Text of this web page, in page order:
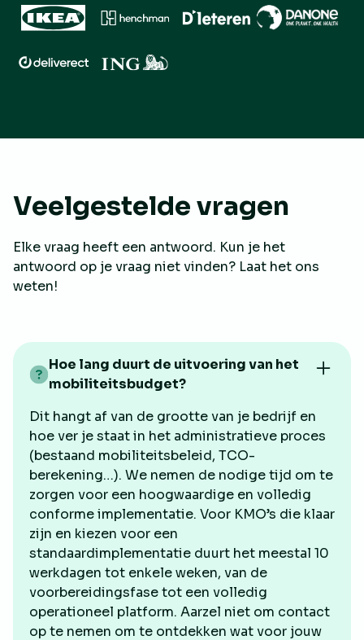
Veelgestelde vragen
Elke vraag heeft een antwoord. Kun je het
antwoord op je vraag niet vinden? Laat het ons
weten!
Hoe lang duurt de uitvoering van het
mobiliteitsbudget?
Dit hangt af van de grootte van je bedrijf en
hoe ver je staat in het administratieve proces
(bestaand mobiliteitsbeleid, TCO-
berekening…). We nemen de nodige tijd om te
zorgen voor een hoogwaardige en volledig
conforme implementatie. Voor KMO’s die klaar
zijn en kiezen voor een
standaardimplementatie duurt het meestal 10
werkdagen tot enkele weken, van de
voorbereidingsfase tot een volledig
operationeel platform. Aarzel niet om contact
op te nemen om te ontdekken wat voor jouw